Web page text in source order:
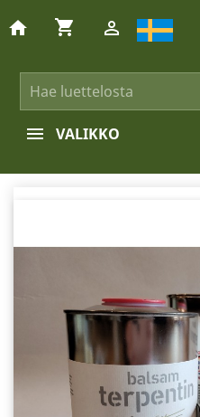
home shopping_cart 
VALIKKO